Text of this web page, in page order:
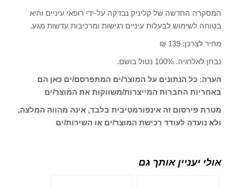
המסקרה החדשה של קליניק נבדקה על-ידי רופאי עיניים והיא
בטוחה לשימוש לבעלות עיניים רגישות ומרכיבות עדשות מגע.
מחיר לצרכן: 139 ₪
נבחן לאלרגיה. 100% נטול בושם.
הערה: כל הנתונים על המוצר/ים המתפרסם/ים כאן הם
באחריות החברות המייצרות/משווקות את המוצר/ים
מטרת פירסום זה אינפורמטיבית בלבד, אינה מהווה המלצה,
ולא נועדה לעודד רכישת המוצר/ים או השירות/ים
אולי יעניין אותך גם